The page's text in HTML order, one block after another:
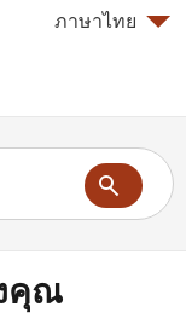
ภาษาไทย
คุณ